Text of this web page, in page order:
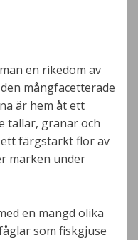
en rikedom av
mångfacetterade
är hem åt ett
tallar, granar och
färgstarkt flor av
marken under
en mängd olika
som fiskgjuse